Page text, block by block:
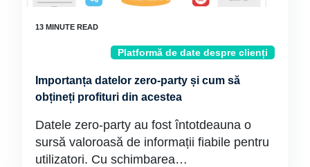
Platformă de date despre clienți
Importanța datelor zero-party și cum să
obțineți profituri din acestea
Datele zero-party au fost întotdeauna o
sursă valoroasă de informații fiabile pentru
utilizatori. Cu schimbarea…